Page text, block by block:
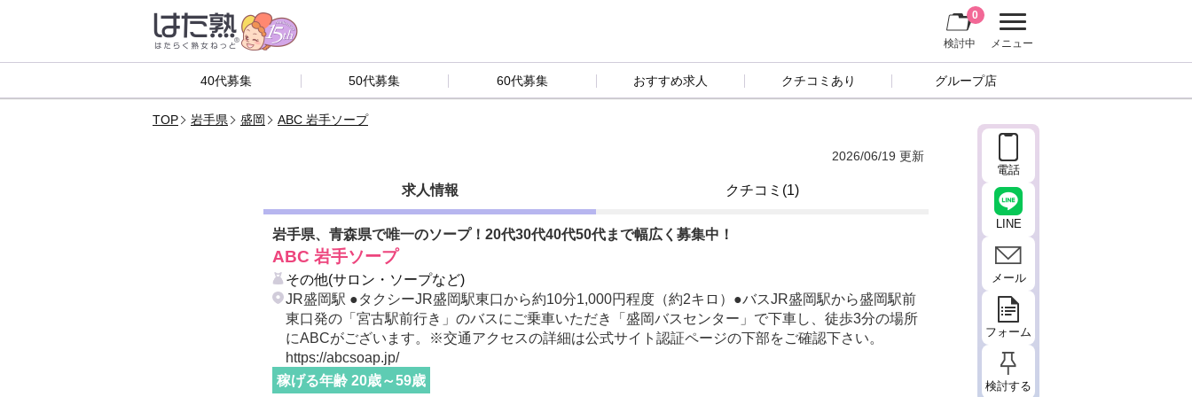
メニュー
検討中
0
40代募集 50代募集 60代募集 おすすめ求人 クチコミあり グループ店
TOP 岩手県 盛岡 ABC 岩手ソープ
2026/06/19 更新
求人情報 クチコミ(1)
岩手県、青森県で唯一のソープ！20代30代40代50代まで幅広く募集中！
ABC 岩手ソープ
その他(サロン・ソープなど)
JR盛岡駅 ●タクシーJR盛岡駅東口から約10分1,000円程度（約2キロ）●バスJR盛岡駅から盛岡駅前
東口発の「宮古駅前行き」のバスにご乗車いただき「盛岡バスセンター」で下車し、徒歩3分の場所
にABCがございます。※交通アクセスの詳細は公式サイト認証ページの下部をご確認下さい。
https://abcsoap.jp/
稼げる年齢 20歳～59歳
電話
LINE
メール
フォーム
検討する